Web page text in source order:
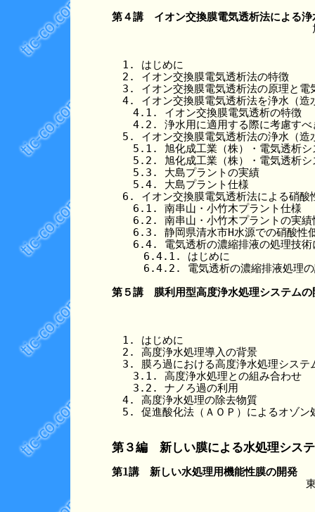
第４講　イオン交換膜電気透析法による浄
1. はじめに
2. イオン交換膜電気透析法の特徴
3. イオン交換膜電気透析法の原理と電
4. イオン交換膜電気透析法を浄水（造
4.1. イオン交換膜電気透析の特徴
4.2. 浄水用に適用する際に考慮すべ
5. イオン交換膜電気透析法の浄水（造
5.1. 旭化成工業（株）・電気透析シ
5.2. 旭化成工業（株）・電気透析シ
5.3. 大島プラントの実績
5.4. 大島プラント仕様
6. イオン交換膜電気透析法による硝酸
6.1. 南串山・小竹木プラント仕様
6.2. 南串山・小竹木プラントの実績
6.3. 静岡県清水市H水源での硝酸性
6.4. 電気透析の濃縮排液の処理技術
6.4.1. はじめに
6.4.2. 電気透析の濃縮排液処理の
第５講　膜利用型高度浄水処理システムの
1. はじめに
2. 高度浄水処理導入の背景
3. 膜ろ過における高度浄水処理システ
3.1. 高度浄水処理との組み合わせ
3.2. ナノろ過の利用
4. 高度浄水処理の除去物質
5. 促進酸化法（ＡＯＰ）によるオゾン
第３編　新しい膜による水処理シス
第1講　新しい水処理用機能性膜の開発